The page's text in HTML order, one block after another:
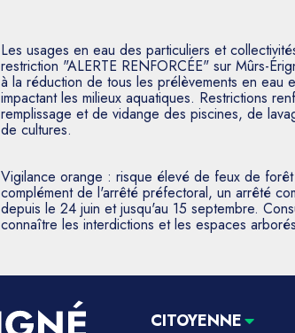
Les usages en eau des particuliers et
restriction "ALERTE RENFORCÉE" sur Mûrs-
à la réduction de tous les prélèvements en eau
impactant les milieux aquatiques. Restrictions
remplissage et de vidange des piscines, de
de cultures.
Vigilance orange : risque élevé de feux de
complément de l'arrêté préfectoral, un arrêté
depuis le 24 juin et jusqu'au 15 septembre.
connaître les interdictions et les espaces
CITOYENNE